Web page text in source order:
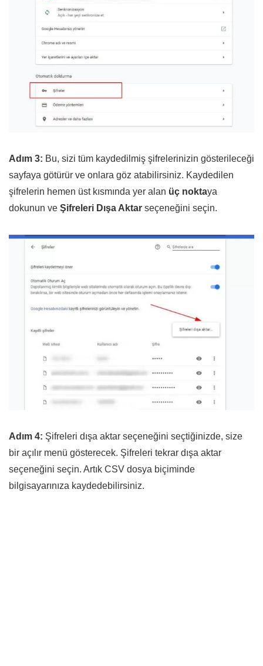
Adım 3: Bu, sizi tüm kaydedilmiş şifrelerinizin gösterileceği
sayfaya götürür ve onlara göz atabilirsiniz. Kaydedilen
şifrelerin hemen üst kısmında yer alan üç noktaya
dokunun ve Şifreleri Dışa Aktar seçeneğini seçin.
Adım 4: Şifreleri dışa aktar seçeneğini seçtiğinizde, size
bir açılır menü gösterecek. Şifreleri tekrar dışa aktar
seçeneğini seçin. Artık CSV dosya biçiminde
bilgisayarınıza kaydedebilirsiniz.